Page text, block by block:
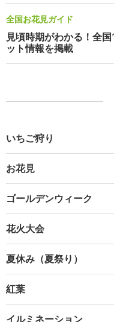
全国お花見ガイド
見頃時期がわかる！全
ット情報を掲載
いちご狩り
お花見
ゴールデンウィーク
花火大会
夏休み（夏祭り）
紅葉
イルミネーション